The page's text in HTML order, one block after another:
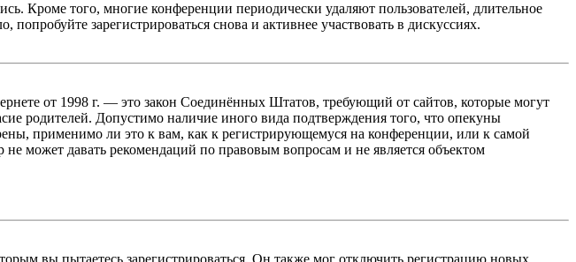
Кроме того, многие конференции периодически удаляют пользователей, длительное
зарегистрироваться снова и активнее участвовать в дискуссиях.
от 1998 г. — это закон Соединённых Штатов, требующий от сайтов, которые могут
родителей. Допустимо наличие иного вида подтверждения того, что опекуны
применимо ли это к вам, как к регистрирующемуся на конференции, или к самой
может давать рекомендаций по правовым вопросам и не является объектом
вы пытаетесь зарегистрироваться. Он также мог отключить регистрацию новых